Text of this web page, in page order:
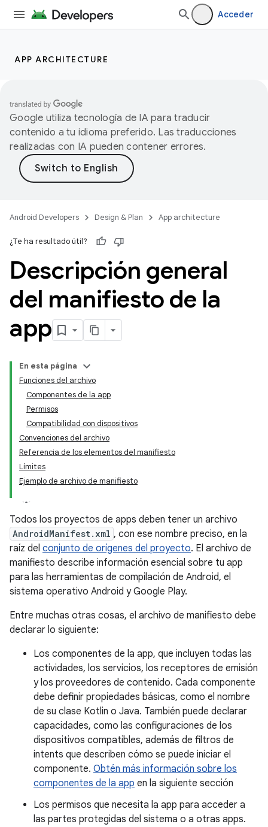
Acceder
APP ARCHITECTURE
Google utiliza tecnología de IA para traducir
contenido a tu idioma preferido. Las traducciones
realizadas con IA pueden contener errores.
Android Developers Design & Plan App architecture
¿Te ha resultado útil?
Descripción general
del manifiesto de la
app
En esta página
Funciones del archivo
Componentes de la app
Permisos
Compatibilidad con dispositivos
Convenciones del archivo
Referencia de los elementos del manifiesto
Límites
Ejemplo de archivo de manifiesto
Todos los proyectos de apps deben tener un archivo
AndroidManifest.xml , con ese nombre preciso, en la
raíz del conjunto de orígenes del proyecto. El archivo de
manifiesto describe información esencial sobre tu app
para las herramientas de compilación de Android, el
sistema operativo Android y Google Play.
Entre muchas otras cosas, el archivo de manifiesto debe
declarar lo siguiente:
Los componentes de la app, que incluyen todas las
actividades, los servicios, los receptores de emisión
y los proveedores de contenido. Cada componente
debe definir propiedades básicas, como el nombre
de su clase Kotlin o Java. También puede declarar
capacidades, como las configuraciones de los
dispositivos compatibles, además de filtros de
intents que describen cómo se puede iniciar el
componente. Obtén más información sobre los
componentes de la app en la siguiente sección
Los permisos que necesita la app para acceder a
las partes protegidas del sistema o a otras apps.